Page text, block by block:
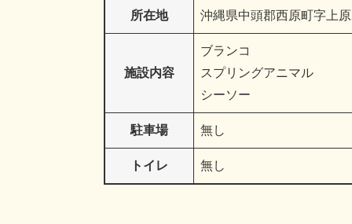
所在地 沖縄県中頭郡西原町字上
施設内容
ブランコ
スプリングアニマル
シーソー
駐車場 無し
トイレ 無し